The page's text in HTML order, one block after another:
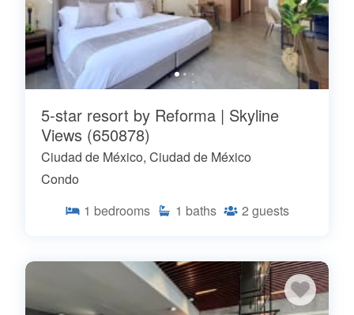
5-star resort by Reforma | Skyline
Views (650878)
Ciudad de México, Ciudad de México
Condo
1 bedrooms 1 baths 2 guests